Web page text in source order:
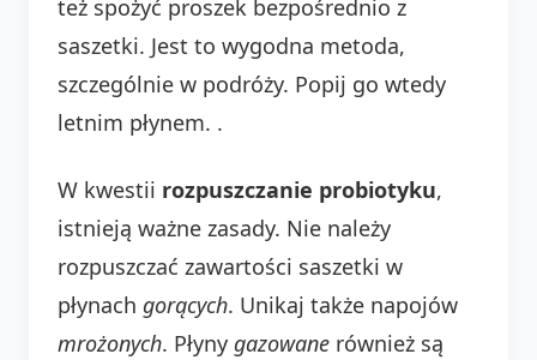
też spożyć proszek bezpośrednio z
saszetki. Jest to wygodna metoda,
szczególnie w podróży. Popij go wtedy
letnim płynem. .
W kwestii rozpuszczanie probiotyku,
istnieją ważne zasady. Nie należy
rozpuszczać zawartości saszetki w
płynach gorących. Unikaj także napojów
mrożonych. Płyny gazowane również są